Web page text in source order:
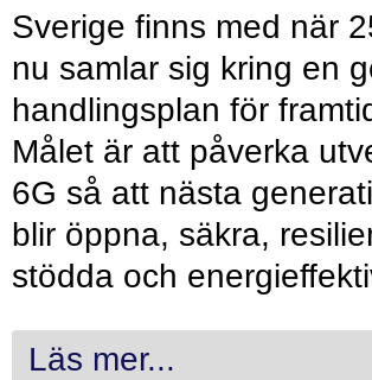
Sverige finns med när
nu samlar sig kring en
handlingsplan för
Målet är att påverka
6G så att nästa
blir öppna, säkra,
stödda och
Läs mer...